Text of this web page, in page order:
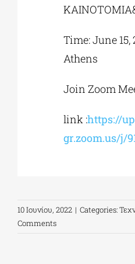
Time: June 15,
Athens
Join Zoom
link :https://
gr.zoom.us/j/
10 Ιουνίου, 2022 | Categories:
Comments